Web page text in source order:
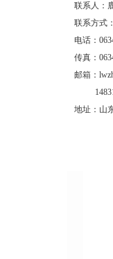
联系人：
联系方式
电话：
传真：
邮箱：
地址：山